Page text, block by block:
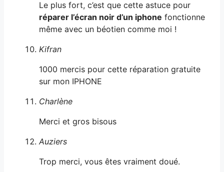
Le plus fort, c’est que cette astuce pour
réparer l’écran noir d’un iphone fonctionne
même avec un béotien comme moi !
Kifran
1000 mercis pour cette réparation gratuite
sur mon IPHONE
Charlène
Merci et gros bisous
Auziers
Trop merci, vous êtes vraiment doué.